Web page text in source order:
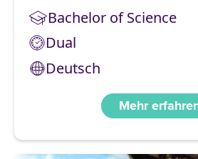
Bachelor of Science
Dual
Deutsch
Mehr